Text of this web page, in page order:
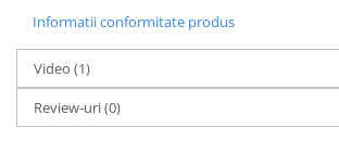
Informatii conformitate produs
Video (1)
Review-uri(0)